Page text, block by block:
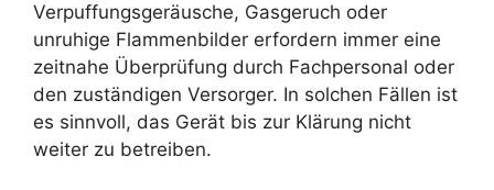
Verpuffungsgeräusche, Gasgeruch oder
unruhige Flammenbilder erfordern immer eine
zeitnahe Überprüfung durch Fachpersonal oder
den zuständigen Versorger. In solchen Fällen ist
es sinnvoll, das Gerät bis zur Klärung nicht
weiter zu betreiben.